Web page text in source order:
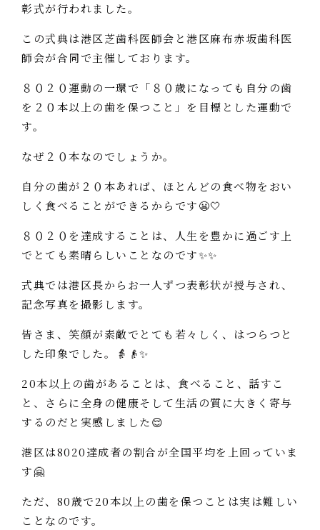
彰式が行われました。
この式典は港区芝歯科医師会と港区麻布赤坂歯科医
師会が合同で主催しております。
８０２０運動の一環で「８０歳になっても自分の歯
を２０本以上の歯を保つこと」を目標とした運動で
す。
なぜ２０本なのでしょうか。
自分の歯が２０本あれば、ほとんどの食べ物をおい
しく食べることができるからです😬🤍
８０２０を達成することは、人生を豊かに過ごす上
でとても素晴らしいことなのです✨✨
式典では港区長からお一人ずつ表彰状が授与され、
記念写真を撮影します。
皆さま、笑顔が素敵でとても若々しく、はつらつと
した印象でした。👵👴✨
20本以上の歯があることは、食べること、話すこ
と、さらに全身の健康そして生活の質に大きく寄与
するのだと実感しました😌
港区は8020達成者の割合が全国平均を上回っていま
す🤗
ただ、80歳で20本以上の歯を保つことは実は難しい
ことなのです。